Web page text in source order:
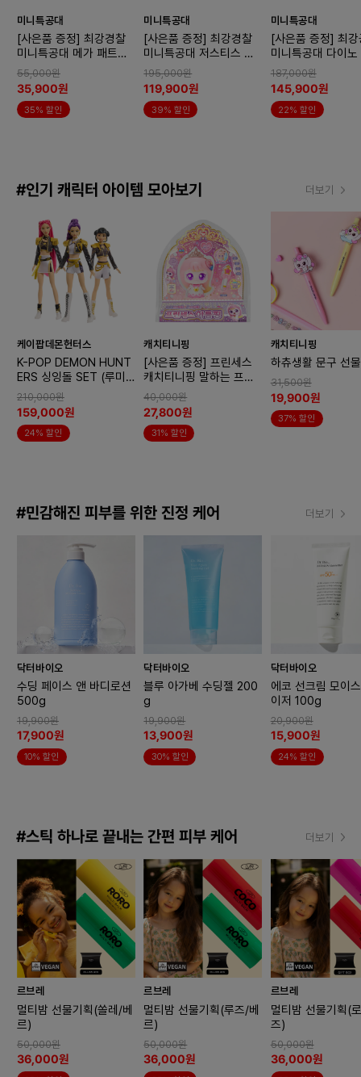
미니특공대
[사은품 증정] 최강경찰
미니특공대 메가 패트롤
캅
55,000원
35,900원
35% 할인
미니특공대
[사은품 증정] 최강경찰
미니특공대 저스티스 타
이탄 블랙 에디션
195,000원
119,900원
39% 할인
미니특공대
[사은품 증정] 최강
미니특공대 다이노
더 변신로봇
187,000원
145,900원
22% 할인
#인기 캐릭터 아이템 모아보기 더보기
케이팝데몬헌터스
K-POP DEMON HUNT
ERS 싱잉돌 SET (루미/
미라/조이)
210,000원
159,000원
24% 할인
캐치티니핑
[사은품 증정] 프린세스
캐치티니핑 말하는 프린
세스 아름핑
40,000원
27,800원
31% 할인
캐치티니핑
하츄생활 문구 선
31,500원
19,900원
37% 할인
#민감해진 피부를 위한 진정 케어 더보기
닥터바이오
수딩 페이스 앤 바디로션
500g
19,900원
17,900원
10% 할인
닥터바이오
블루 아가베 수딩젤 200
g
19,900원
13,900원
30% 할인
닥터바이오
에코 선크림 모이
이저 100g
20,900원
15,900원
24% 할인
#스틱 하나로 끝내는 간편 피부 케어 더보기
르브레
멀티밤 선물기획(쏠레/베
르)
50,000원
36,000원
르브레
멀티밤 선물기획(루즈/베
르)
50,000원
36,000원
르브레
멀티밤 선물기획(
즈)
50,000원
36,000원